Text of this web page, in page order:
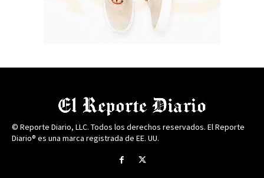
© Reporte Diario, LLC. Todos los derechos reservados. El Reporte
Diario® es una marca registrada de EE. UU.